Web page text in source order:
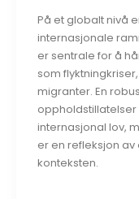
På et globalt nivå
internasjonale
er sentrale for å
som
migranter. En
internasjonal lov,
er en refleksjon
konteksten.